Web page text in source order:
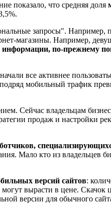
показало, что средняя доля
запросы". Например,
магазины. Например,
по-прежнему
все активнее
мобильный трафик
Сейчас владельцам
продаж и настройки
Мало кто из владельцев
версий сайтов:
вырасти в цене. Скачок
версии для обычного